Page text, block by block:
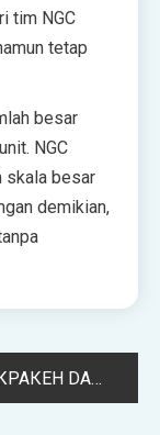
tim NGC
tetap
besar
NGC
skala besar
demikian,
DARKNET/ KRAKEN ССЫЛКА/ KRAKEN ОНИОН